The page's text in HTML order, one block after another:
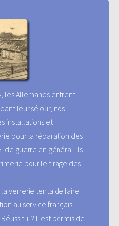
les Allemands entrent
leur séjour, nos
installations et
pour la réparation des
de guerre en général. Ils
pour le tirage des
verrerie tenta de faire
au service français
il ? Il est permis de